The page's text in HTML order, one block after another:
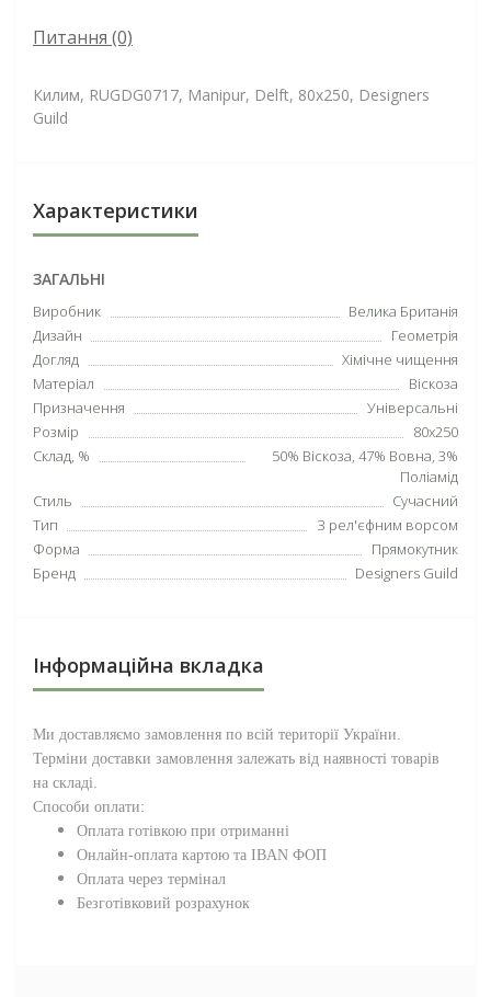
Питання (0)
Килим, RUGDG0717, Manipur, Delft, 80х250, Designers
Guild
Характеристики
ЗАГАЛЬНІ
Виробник
Велика Британія
Дизайн
Геометрія
Догляд
Хімічне чищення
Матеріал
Віскоза
Призначення
Універсальні
Розмір
80х250
Склад, %
50% Віскоза, 47% Вовна, 3%
Поліамід
Стиль
Сучасний
Тип
З рел'єфним ворсом
Форма
Прямокутник
Бренд
Designers Guild
Інформаційна вкладка
Ми доставляємо замовлення по всій території України.
Терміни доставки замовлення залежать від наявності товарів
на складі.
Способи оплати:
Оплата готівкою при отриманні
Онлайн-оплата картою та IBAN ФОП
Оплата через термінал
Безготівковий розрахунок